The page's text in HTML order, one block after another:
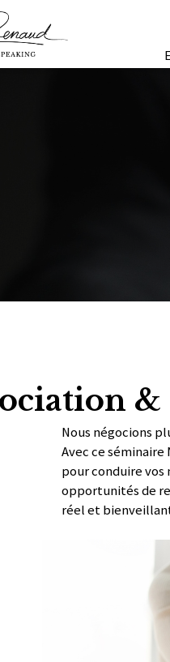
&
Nous négocions
Avec ce
pour conduire
opportunités de
réel et